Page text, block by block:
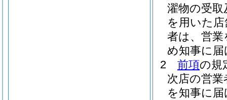
濯物の受
を用いた店
者は、営
め知事に
2
前項の規
次店の営
を知事に